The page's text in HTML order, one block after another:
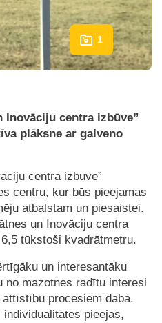
1
Inovāciju centra izbūve”
plāksne ar galveno
centra izbūve”
centru, kur būs pieejamas
atbalstam un piesaistei.
un Inovāciju centra
tūkstoši kvadrātmetru.
un interesantāku
no mazotnes radītu interesi
procesiem dabā.
pieejas,